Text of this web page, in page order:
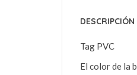
DESCRIPCIÓN
Tag PVC
El color de la